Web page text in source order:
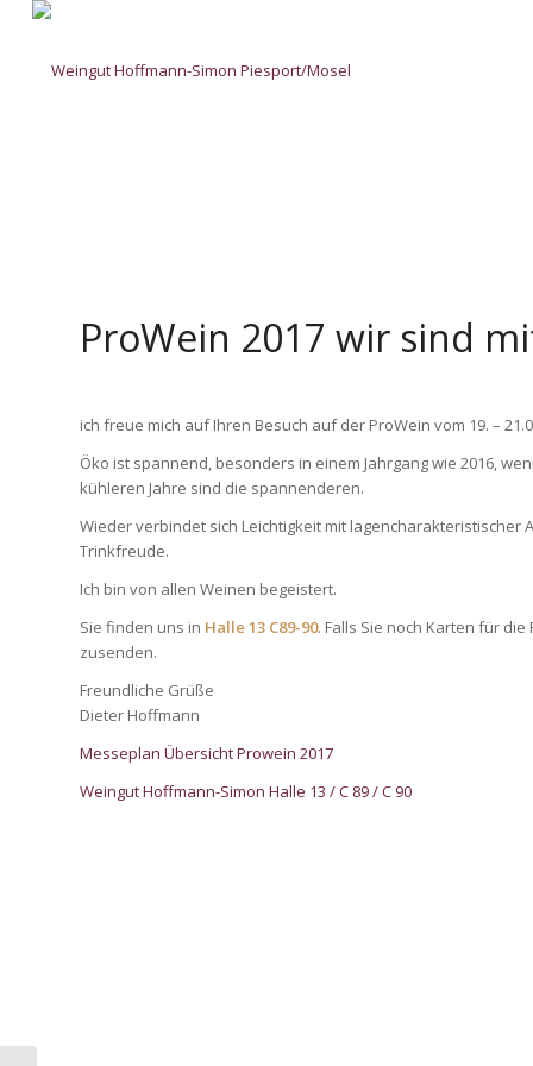
ProWein 2017 wir sind
ich freue mich auf Ihren Besuch auf der ProWein vom 19. –
Öko ist spannend, besonders in einem Jahrgang wie 2016,
kühleren Jahre sind die spannenderen.
Wieder verbindet sich Leichtigkeit mit
Trinkfreude.
Ich bin von allen Weinen begeistert.
Sie finden uns in Halle 13 C89-90. Falls Sie noch Karten für
zusenden.
Freundliche Grüße
Dieter Hoffmann
Messeplan Übersicht Prowein 2017
Weingut Hoffmann-Simon Halle 13 / C 89 / C 90